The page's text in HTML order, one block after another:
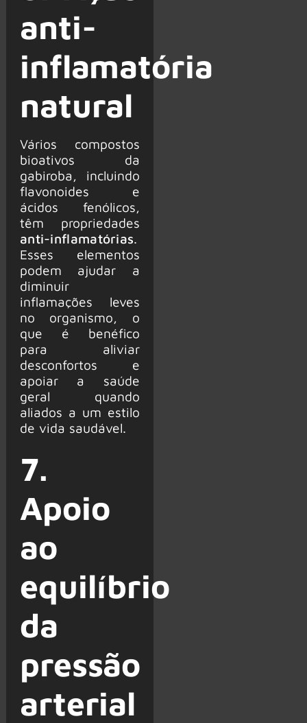
anti-
inflamatória
natural
Vários compostos
bioativos da
gabiroba, incluindo
flavonoides e
ácidos fenólicos,
têm propriedades
anti-inflamatórias.
Esses elementos
podem ajudar a
diminuir
inflamações leves
no organismo, o
que é benéfico
para aliviar
desconfortos e
apoiar a saúde
geral quando
aliados a um estilo
de vida saudável.
7.
Apoio
ao
equilíbrio
da
pressão
arterial